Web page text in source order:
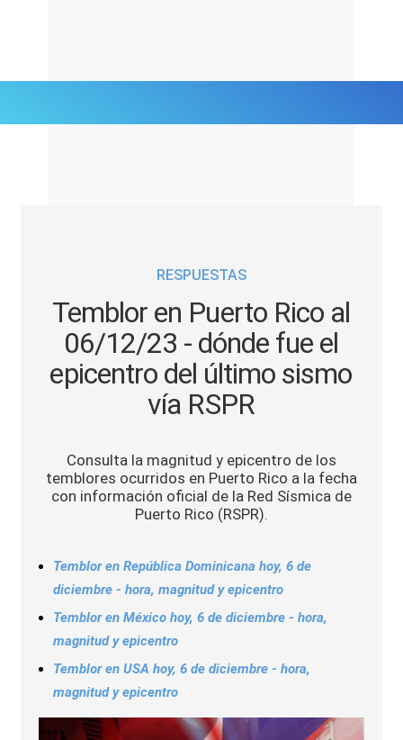
Tendencias Mix
RESPUESTAS
Temblor en Puerto Rico al
06/12/23 - dónde fue el
epicentro del último sismo
vía RSPR
Consulta la magnitud y epicentro de los
temblores ocurridos en Puerto Rico a la fecha
con información oficial de la Red Sísmica de
Puerto Rico (RSPR).
Temblor en República Dominicana hoy, 6 de
diciembre - hora, magnitud y epicentro
Temblor en México hoy, 6 de diciembre - hora,
magnitud y epicentro
Temblor en USA hoy, 6 de diciembre - hora,
magnitud y epicentro